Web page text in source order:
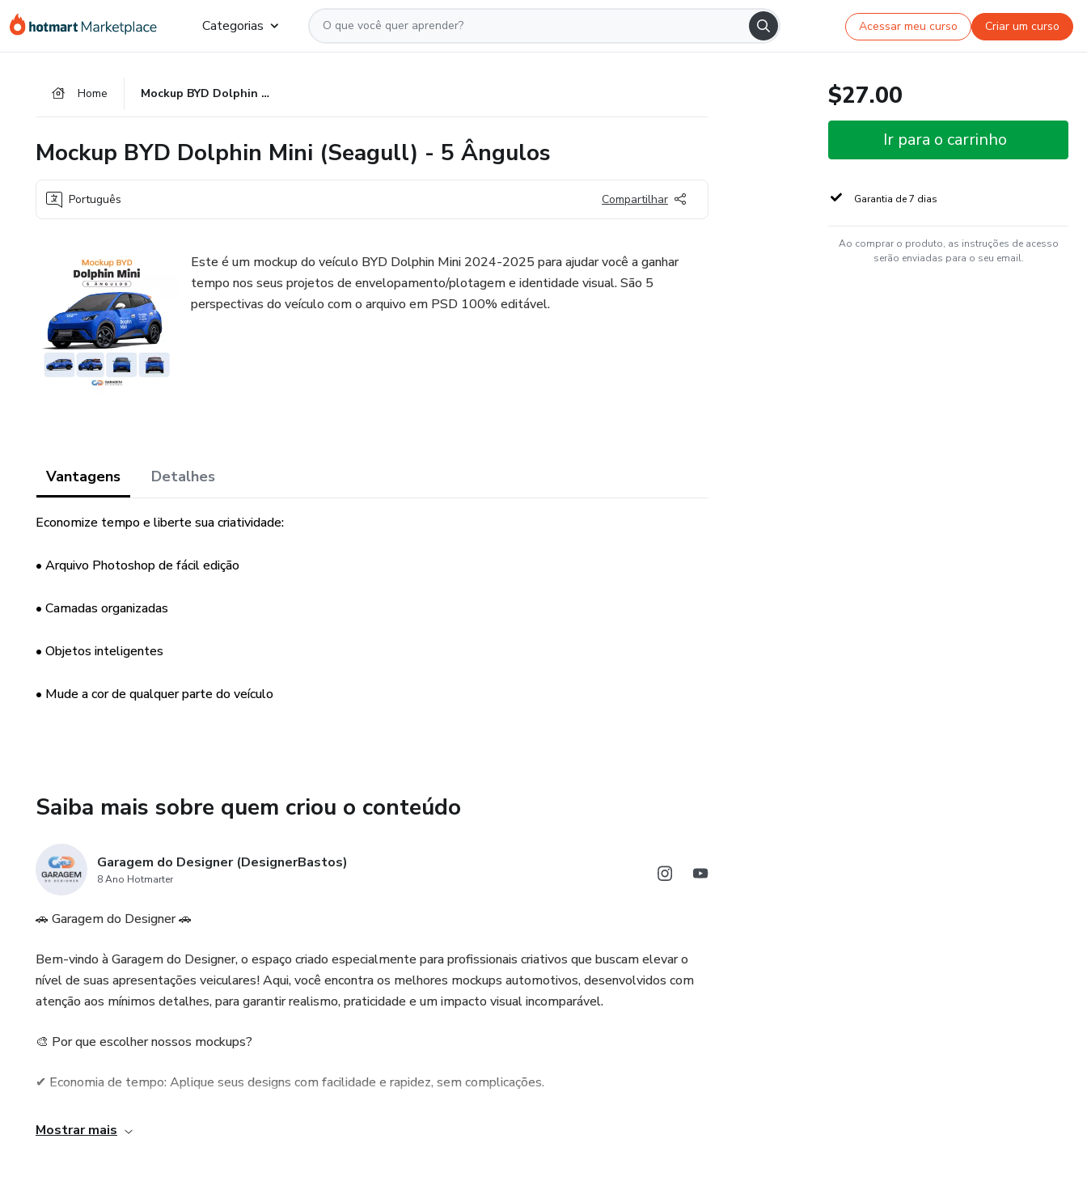
para
para
para
Categorias Acessar meu curso Criar um curso
Home Mockup BYD Dolphin Mini (Seagull) - 5 Ângulos
Mockup BYD Dolphin Mini (Seagull) - 5 Ângulos
Português Compartilhar
Este é um mockup do veículo BYD Dolphin Mini 2024-2025 para ajudar você a ganhar
tempo nos seus projetos de envelopamento/plotagem e identidade visual. São 5
perspectivas do veículo com o arquivo em PSD 100% editável.
Vantagens Detalhes
Economize tempo e liberte sua criatividade:
• Arquivo Photoshop de fácil edição
• Camadas organizadas
• Objetos inteligentes
• Mude a cor de qualquer parte do veículo
Saiba mais sobre quem criou o conteúdo
Garagem do Designer (DesignerBastos)
8 Ano Hotmarter
🚗 Garagem do Designer 🚗
Bem-vindo à Garagem do Designer, o espaço criado especialmente para profissionais criativos que buscam elevar o
nível de suas apresentações veiculares! Aqui, você encontra os melhores mockups automotivos, desenvolvidos com
atenção aos mínimos detalhes, para garantir realismo, praticidade e um impacto visual incomparável.
🎨 Por que escolher nossos mockups?
✔ Economia de tempo: Aplique seus designs com facilidade e rapidez, sem complicações.
✔ Qualidade Profissional: Mockups com altíssima resolução e realismo impecável.
Mostrar mais
$27.00
Ir para o carrinho
Garantia de 7 dias
Ao comprar o produto, as instruções de acesso
serão enviadas para o seu email.